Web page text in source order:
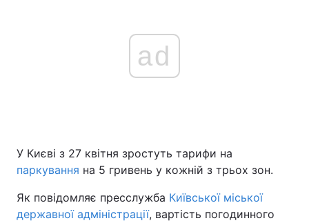
ad
У Києві з 27 квітня зростуть тарифи на
паркування на 5 гривень у кожній з трьох зон.
Як повідомляє пресслужба Київської міської
державної адміністрації, вартість погодинного